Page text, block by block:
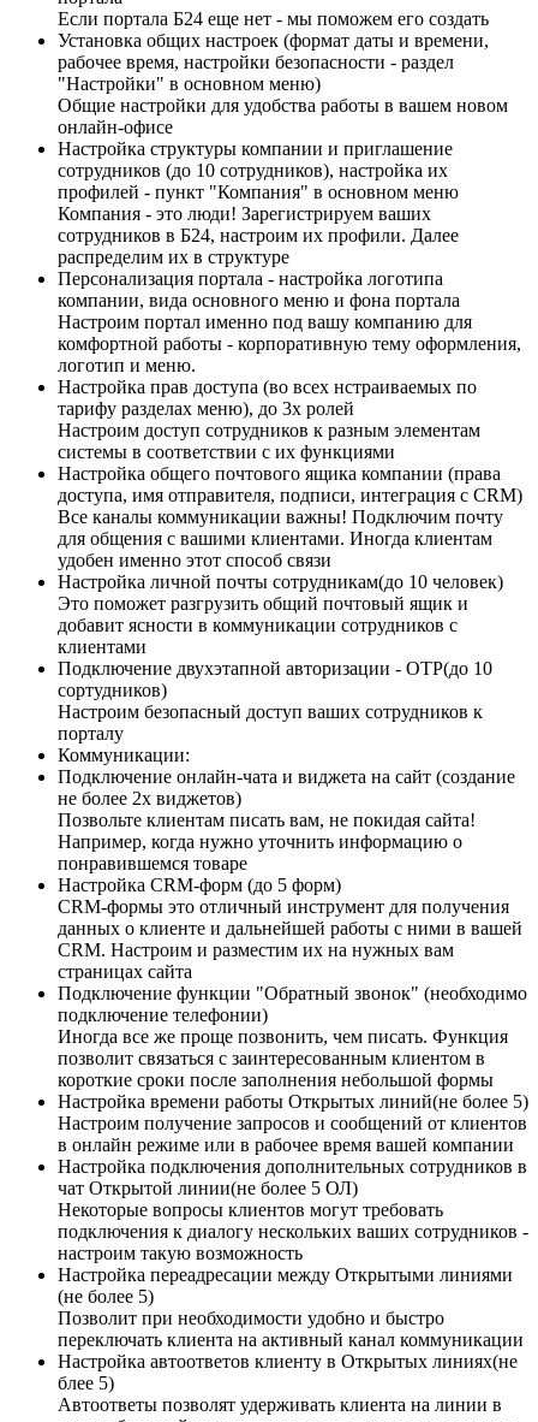
Если портала Б24 еще нет - мы поможем его создать
Установка общих настроек (формат даты и времени,
рабочее время, настройки безопасности - раздел
"Настройки" в основном меню)
Общие настройки для удобства работы в вашем новом
онлайн-офисе
Настройка структуры компании и приглашение
сотрудников (до 10 сотрудников), настройка их
профилей - пункт "Компания" в основном меню
Компания - это люди! Зарегистрируем ваших
сотрудников в Б24, настроим их профили. Далее
распределим их в структуре
Персонализация портала - настройка логотипа
компании, вида основного меню и фона портала
Настроим портал именно под вашу компанию для
комфортной работы - корпоративную тему оформления,
логотип и меню.
Настройка прав доступа (во всех нстраиваемых по
тарифу разделах меню), до 3х ролей
Настроим доступ сотрудников к разным элементам
системы в соответствии с их функциями
Настройка общего почтового ящика компании (права
доступа, имя отправителя, подписи, интеграция с CRM)
Все каналы коммуникации важны! Подключим почту
для общения с вашими клиентами. Иногда клиентам
удобен именно этот способ связи
Настройка личной почты сотрудникам(до 10 человек)
Это поможет разгрузить общий почтовый ящик и
добавит ясности в коммуникации сотрудников с
клиентами
Подключение двухэтапной авторизации - OTP(до 10
сортудников)
Настроим безопасный доступ ваших сотрудников к
порталу
Коммуникации:
Подключение онлайн-чата и виджета на сайт (создание
не более 2х виджетов)
Позвольте клиентам писать вам, не покидая сайта!
Например, когда нужно уточнить информацию о
понравившемся товаре
Настройка CRM-форм (до 5 форм)
CRM-формы это отличный инструмент для получения
данных о клиенте и дальнейшей работы с ними в вашей
CRM. Настроим и разместим их на нужных вам
страницах сайта
Подключение функции "Обратный звонок" (необходимо
подключение телефонии)
Иногда все же проще позвонить, чем писать. Функция
позволит связаться с заинтересованным клиентом в
короткие сроки после заполнения небольшой формы
Настройка времени работы Открытых линий(не более 5)
Настроим получение запросов и сообщений от клиентов
в онлайн режиме или в рабочее время вашей компании
Настройка подключения дополнительных сотрудников в
чат Открытой линии(не более 5 ОЛ)
Некоторые вопросы клиентов могут требовать
подключения к диалогу нескольких ваших сотрудников -
настроим такую возможность
Настройка переадресации между Открытыми линиями
(не более 5)
Позволит при необходимости удобно и быстро
переключать клиента на активный канал коммуникации
Настройка автоответов клиенту в Открытых линиях(не
блее 5)
Автоответы позволят удерживать клиента на линии в